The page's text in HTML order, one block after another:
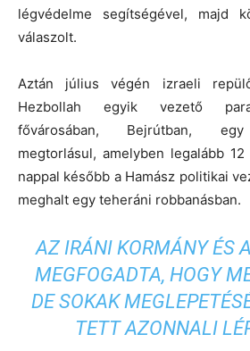
légvédelme segítségével, majd
válaszolt.
Aztán július végén izraeli
Hezbollah egyik vezető
fővárosában, Bejrútban, egy
megtorlásul, amelyben legalább
nappal később a Hamász politikai
meghalt egy teheráni robbanásban.
AZ IRÁNI KORMÁNY ÉS
MEGFOGADTA, HOGY
DE SOKAK
TETT AZONNALI